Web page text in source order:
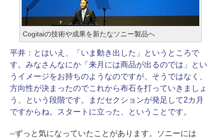
Cogitaiの技術や成果を新たなソニー製品へ
平井： とはいえ、「いま動き出した」というところで
す。みなさんなにか「来月には商品が出るのでは」とい
うイメージをお持ちのようなのですが、そうではなく、
方向性が決まったのでこれから布石を打っていきましょ
う、という段階です。まだセクションが発足して2カ月
ですからね。スタートに立った、ということです。
--ずっと気になっていたことがあります。ソニーには